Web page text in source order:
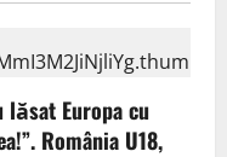
lăsat Europa cu
România U18,